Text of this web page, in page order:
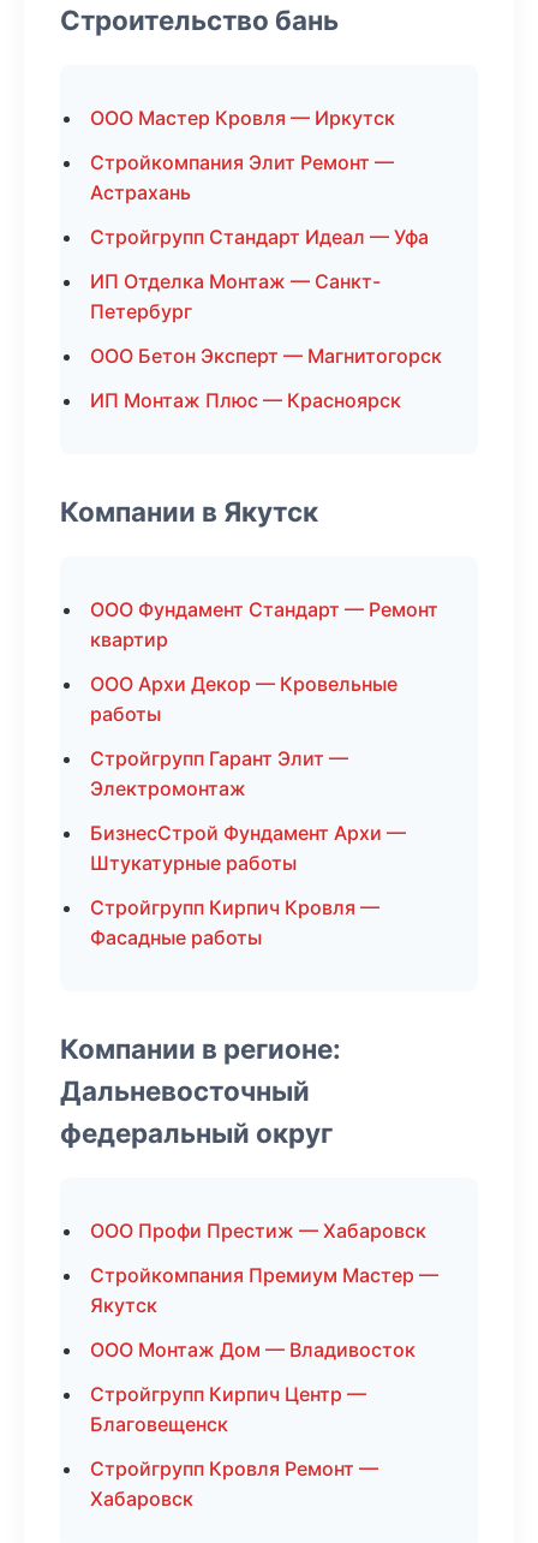
Строительство бань
ООО Мастер Кровля — Иркутск
Стройкомпания Элит Ремонт —
Астрахань
Стройгрупп Стандарт Идеал — Уфа
ИП Отделка Монтаж — Санкт-
Петербург
ООО Бетон Эксперт — Магнитогорск
ИП Монтаж Плюс — Красноярск
Компании в Якутск
ООО Фундамент Стандарт — Ремонт
квартир
ООО Архи Декор — Кровельные
работы
Стройгрупп Гарант Элит —
Электромонтаж
БизнесСтрой Фундамент Архи —
Штукатурные работы
Стройгрупп Кирпич Кровля —
Фасадные работы
Компании в регионе:
Дальневосточный
федеральный округ
ООО Профи Престиж — Хабаровск
Стройкомпания Премиум Мастер —
Якутск
ООО Монтаж Дом — Владивосток
Стройгрупп Кирпич Центр —
Благовещенск
Стройгрупп Кровля Ремонт —
Хабаровск